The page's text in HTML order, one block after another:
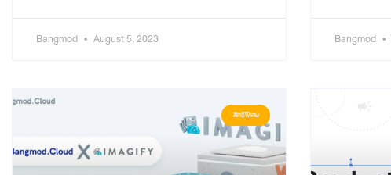
Bangmod August 5, 2023 Bangmod
สิทธิพิเศษ